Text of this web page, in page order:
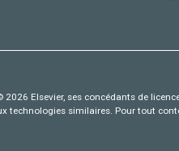
Elsevier, ses concédants de
technologies similaires. Pour tout